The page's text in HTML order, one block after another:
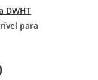
DWHT
para